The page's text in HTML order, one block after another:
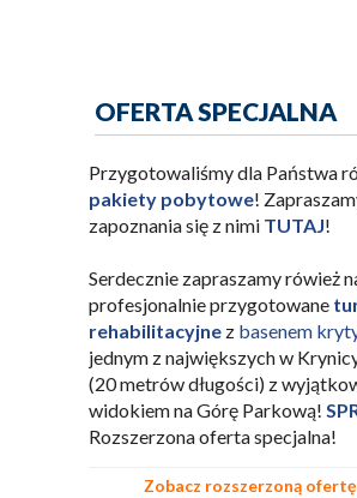
OFERTA SPECJALNA
Przygotowaliśmy dla Państwa
pakiety pobytowe!
zapoznania się z nimi TUTAJ!
Serdecznie zapraszamy rówież
profesjonalnie przygotowane
rehabilitacyjne z basenem
jednym z największych w
(20 metrów długości) z
widokiem na Górę Parkową!
Rozszerzona oferta specjalna!
Zobacz rozszerzoną